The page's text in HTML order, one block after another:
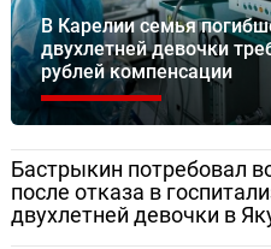
помощи
портал
женщина
Гатчинской
больнице
В Карелии семья
двухлетней девочки
рублей компенсации
Бастрыкин потребовал
после отказа в
двухлетней девочки в